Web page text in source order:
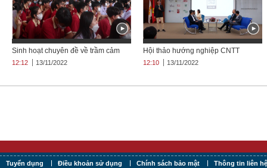
Sinh hoạt chuyên đề về trầm cảm
12:12 13/11/2022
Hội thảo hướng nghiệp CNTT
12:10 13/11/2022
Tuyển dụng Điều khoản sử dụng Chính sách bảo mật Thông tin liên hệ